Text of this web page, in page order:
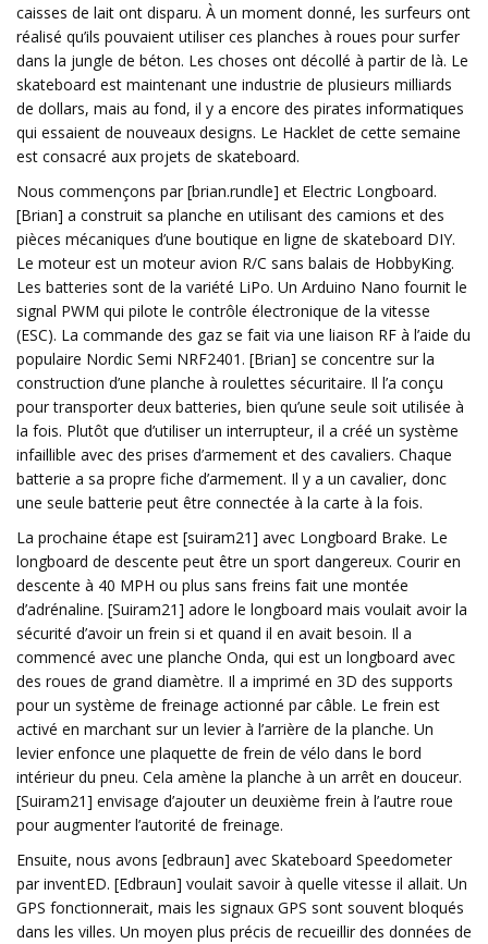
caisses de lait ont disparu. À un moment donné, les surfeurs ont
réalisé qu’ils pouvaient utiliser ces planches à roues pour surfer
dans la jungle de béton. Les choses ont décollé à partir de là. Le
skateboard est maintenant une industrie de plusieurs milliards
de dollars, mais au fond, il y a encore des pirates informatiques
qui essaient de nouveaux designs. Le Hacklet de cette semaine
est consacré aux projets de skateboard.
Nous commençons par [brian.rundle] et Electric Longboard.
[Brian] a construit sa planche en utilisant des camions et des
pièces mécaniques d’une boutique en ligne de skateboard DIY.
Le moteur est un moteur avion R/C sans balais de HobbyKing.
Les batteries sont de la variété LiPo. Un Arduino Nano fournit le
signal PWM qui pilote le contrôle électronique de la vitesse
(ESC). La commande des gaz se fait via une liaison RF à l’aide du
populaire Nordic Semi NRF2401. [Brian] se concentre sur la
construction d’une planche à roulettes sécuritaire. Il l’a conçu
pour transporter deux batteries, bien qu’une seule soit utilisée à
la fois. Plutôt que d’utiliser un interrupteur, il a créé un système
infaillible avec des prises d’armement et des cavaliers. Chaque
batterie a sa propre fiche d’armement. Il y a un cavalier, donc
une seule batterie peut être connectée à la carte à la fois.
La prochaine étape est [suiram21] avec Longboard Brake. Le
longboard de descente peut être un sport dangereux. Courir en
descente à 40 MPH ou plus sans freins fait une montée
d’adrénaline. [Suiram21] adore le longboard mais voulait avoir la
sécurité d’avoir un frein si et quand il en avait besoin. Il a
commencé avec une planche Onda, qui est un longboard avec
des roues de grand diamètre. Il a imprimé en 3D des supports
pour un système de freinage actionné par câble. Le frein est
activé en marchant sur un levier à l’arrière de la planche. Un
levier enfonce une plaquette de frein de vélo dans le bord
intérieur du pneu. Cela amène la planche à un arrêt en douceur.
[Suiram21] envisage d’ajouter un deuxième frein à l’autre roue
pour augmenter l’autorité de freinage.
Ensuite, nous avons [edbraun] avec Skateboard Speedometer
par inventED. [Edbraun] voulait savoir à quelle vitesse il allait. Un
GPS fonctionnerait, mais les signaux GPS sont souvent bloqués
dans les villes. Un moyen plus précis de recueillir des données de